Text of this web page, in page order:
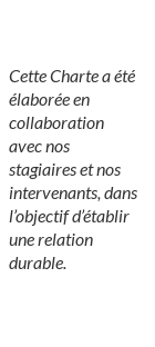
Cette Charte a été
élaborée en
collaboration
avec nos
stagiaires et nos
intervenants, dans
l’objectif d’établir
une relation
durable.